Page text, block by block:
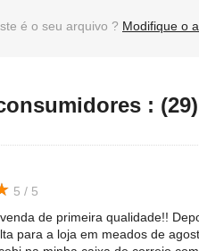
é o seu arquivo ? Modifique o
: (29)
5 / 5
de primeira qualidade!!
para a loja em meados de